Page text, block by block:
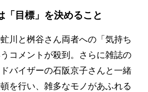
「目標」を決めること
川と桝谷さん両者への「気持ち
コメントが殺到。さらに雑誌の
バイザーの石阪京子さんと一緒
を行い、雑多なモノがあふれる